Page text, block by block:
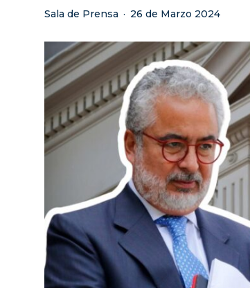
Sala de Prensa · 26 de Marzo 2024